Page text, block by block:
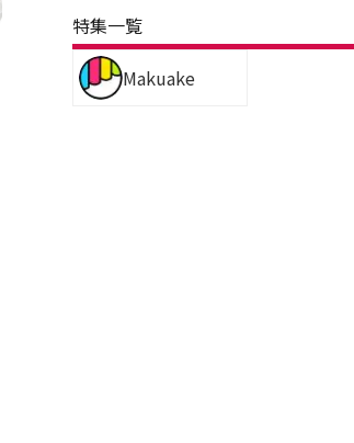
特集一覧
Makuake